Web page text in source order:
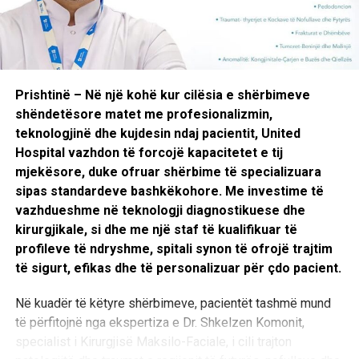
pa të (Off-Pump CABG), si dhe teknika të avancuara të
revaskularizimit arterial dhe venoz të miokardit, me
synimin për të përmirësuar furnizimin me gjak të muskulit
të zemrës dhe cilësinë e jetës së pacientit.
Një tjetër segment i rëndësishëm përfshin kirurgjinë e
valvulave të zemrës, ku realizohen ndërhyrje për
zëvendësimin dhe riparimin e valvulave aortale, mitrale
dhe trikuspidale, trajtimin kirurgjikal të endokarditit infektiv,
si dhe procedura hibride në bashkëpunim me ekipin e
kardiologjisë intervenuese.
Departamenti ofron gjithashtu kirurgji minimale invazive,
duke përdorur teknika moderne me prerje më të vogla
kirurgjikale, të cilat synojnë reduktimin e traumës
mira funksionale për pacientët. Në këtë kategori
përfshihen procedura të avancuara si ablacioni kirurgjikal i
Prishtinë – Në një kohë kur cilësia e shërbimeve
shëndetësore matet me profesionalizmin,
teknologjinë dhe kujdesin ndaj pacientit, United
Hospital vazhdon të forcojë kapacitetet e tij
mjekësore, duke ofruar shërbime të specializuara
sipas standardeve bashkëkohore. Me investime të
vazhdueshme në teknologji diagnostikuese dhe
kirurgjikale, si dhe me një staf të kualifikuar të
profileve të ndryshme, spitali synon të ofrojë trajtim
të sigurt, efikas dhe të personalizuar për çdo pacient.
Në kuadër të këtyre shërbimeve, pacientët tashmë mund
të përfitojnë nga ekspertiza e Dr. Shkelzen Komonit,
specialist i Kirurgjisë Maksilo-Faciale, i cili trajton